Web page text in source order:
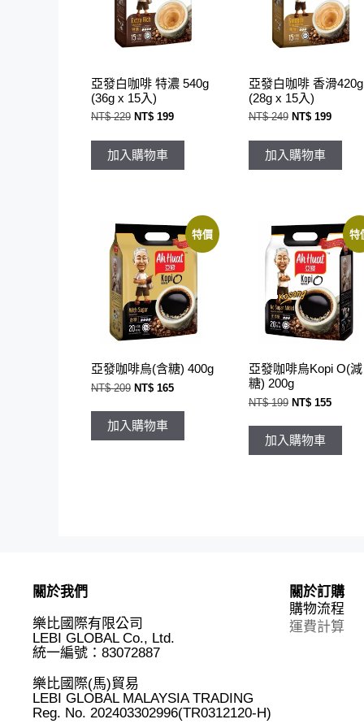
亞發白咖啡 特濃 540g
(36g x 15入)
NT$229 原
價
格：
NT$ 229。
NT$ 199目
價
加入購物車
亞發白咖啡 香滑420g
(28g x 15入)
NT$249 原
價
格：
NT$ 249。
NT$199目
價
加入購物車
特價
亞發咖啡烏(含糖) 400g
NT$209 原
價
格：
NT$ 209。
NT$ 165目
價
加入購物車
特
亞發咖啡烏Kopi O(減
糖) 200g
NT$199 原
價
格：
NT$ 199。
NT$155目
價
加入購物車
關於我們
樂比國際有限公司
LEBI GLOBAL Co., Ltd.
統一編號：83072887
樂比國際(馬)貿易
LEBI GLOBAL MALAYSIA TRADING
Reg. No. 202403302996(TR0312120-H)
關於訂購
購物流程
運費計算